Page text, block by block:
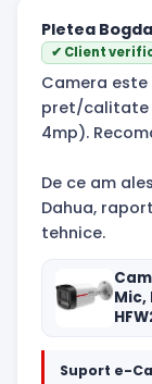
Pletea
✔ Client
Camera
pret/calitate
4mp).
De ce am
Dahua,
tehnice.
Mic,
Suport e-